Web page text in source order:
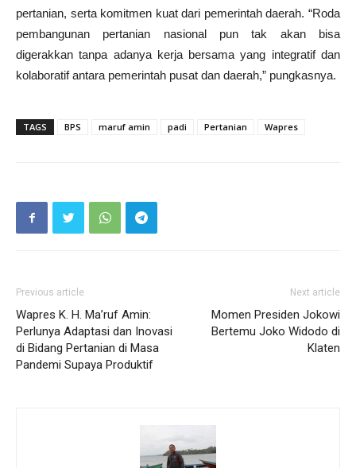
pertanian, serta komitmen kuat dari pemerintah daerah. “Roda
pembangunan pertanian nasional pun tak akan bisa
digerakkan tanpa adanya kerja bersama yang integratif dan
kolaboratif antara pemerintah pusat dan daerah,” pungkasnya.
TAGS BPS maruf amin padi Pertanian Wapres
Previous article
Wapres K. H. Ma’ruf Amin:
Perlunya Adaptasi dan Inovasi
di Bidang Pertanian di Masa
Pandemi Supaya Produktif
Next article
Momen Presiden Jokowi
Bertemu Joko Widodo di
Klaten